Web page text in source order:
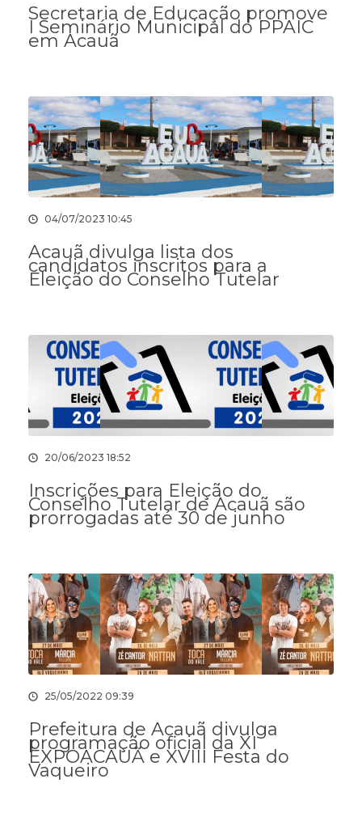
Secretaria de Educação promove
I Seminário Municipal do PPAIC
em Acauã
04/07/2023 10:45
Acauã divulga lista dos
candidatos inscritos para a
Eleição do Conselho Tutelar
20/06/2023 18:52
Inscrições para Eleição do
Conselho Tutelar de Acauã são
prorrogadas até 30 de junho
25/05/2022 09:39
Prefeitura de Acauã divulga
programação oficial da XI
EXPOACAUÃ e XVIII Festa do
Vaqueiro